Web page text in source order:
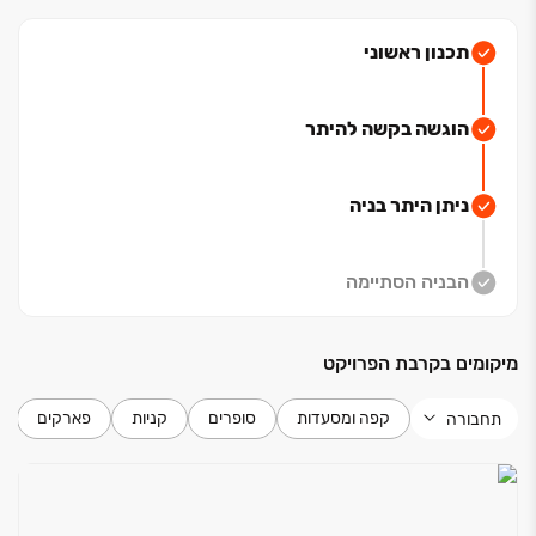
תכנון ראשוני
הוגשה בקשה להיתר
ניתן היתר בניה
הבניה הסתיימה
מיקומים בקרבת הפרויקט
תחבורה קפה ומסעדות סופרים קניות פארקים